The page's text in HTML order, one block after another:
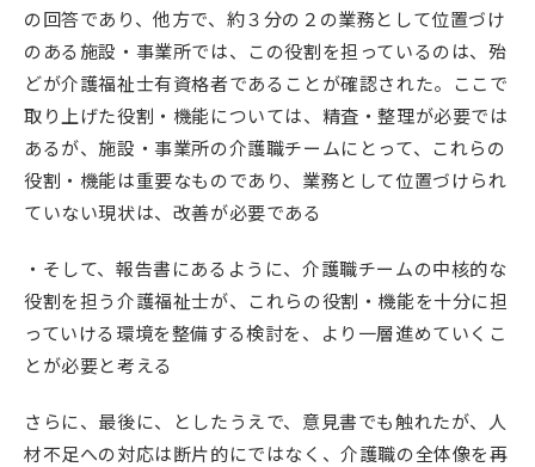
の回答であり、他方で、約３分の２の業務として位置づけ
のある施設・事業所では、この役割を担っているのは、殆
どが介護福祉士有資格者であることが確認された。ここで
取り上げた役割・機能については、精査・整理が必要では
あるが、施設・事業所の介護職チームにとって、これらの
役割・機能は重要なものであり、業務として位置づけられ
ていない現状は、改善が必要である
・そして、報告書にあるように、介護職チームの中核的な
役割を担う介護福祉士が、これらの役割・機能を十分に担
っていける環境を整備する検討を、より一層進めていくこ
とが必要と考える
さらに、最後に、としたうえで、意見書でも触れたが、人
材不足への対応は断片的にではなく、介護職の全体像を再